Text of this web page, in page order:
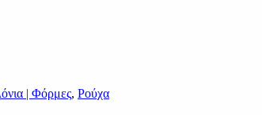
| Φόρμες, Ρούχα